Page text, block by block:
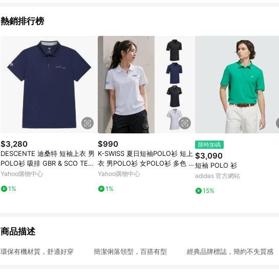
熱銷排行榜
$3,280
DESCENTE 迪桑特 短袖上衣 男
POLO衫 吸排 GBR & SCO TEA
M GRAPHIC 深藍 DS25SSU420
Yahoo購物中心
1%
$990
K-SWISS 夏日短袖POLO衫 短上
衣 男POLO衫 女POLO衫 多色 (1
013691/1913688)
Yahoo購物中心
1%
限時加碼
$3,090
短袖 POLO 衫
adidas 官方網站
15%
商品描述
環保有機材質，舒適好穿 簡潔俐落領型，百搭有型 經典品牌標誌，簡約不失質感